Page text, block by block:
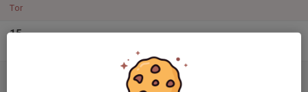
Tor
15